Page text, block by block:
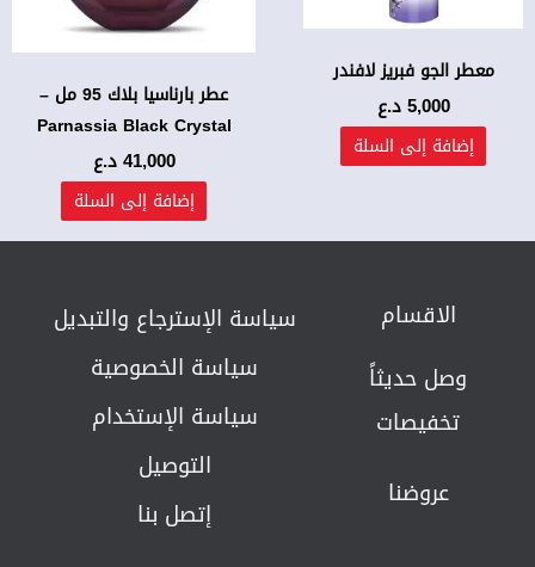
معطر الجو فبريز لافندر
5,000د.ع
إضافة إلى السلة
عطر بارناسيا بلاك 95 مل –
Parnassia Black Crystal
41,000د.ع
إضافة إلى السلة
الاقسام
وصل حديثاً
تخفيصات
عروضنا
سياسة الإسترجاع والتبديل​
سياسة الخصوصية
سياسة الإستخدام
التوصيل
إتصل بنا